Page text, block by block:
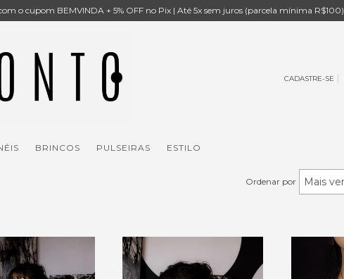
o cupom BEMVINDA + 5% OFF no Pix | Até 5x sem juros (parcela mínima R$100)
CADASTRE-SE
BRINCOS PULSEIRAS ESTILO
Ordenar por